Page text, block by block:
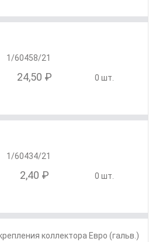
1/60458/21
24,50 ₽ 0 шт.
1/60434/21
2,40 ₽ 0 шт.
коллектора Евро (гальв.)